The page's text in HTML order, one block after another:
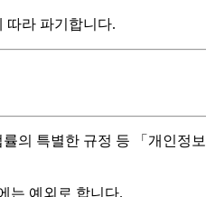
따라 파기합니다.
의 특별한 규정 등 「개인정
는 예외로 합니다.